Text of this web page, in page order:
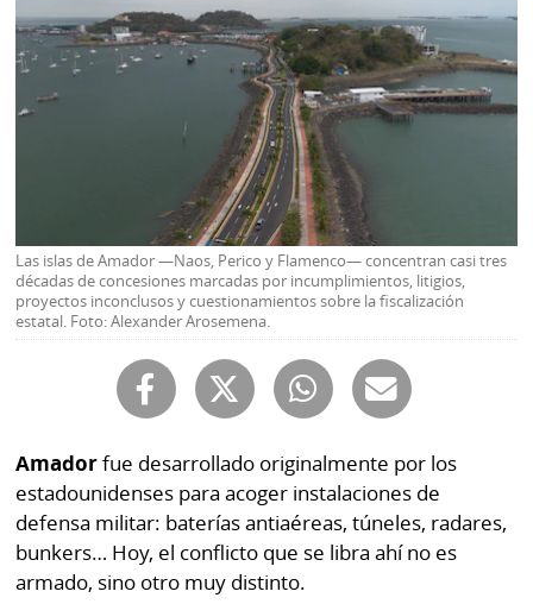
Ponle
la
Fe
de
erratas
Historias
SERVICIOS
E-
Paper
Buscador
Comunicados
Catálogos
Lotería
Kiosko
Contenido
de
RSS
Temas
Autores
Notas
al
Las islas de Amador —Naos, Perico y Flamenco— concentran casi tres
décadas de concesiones marcadas por incumplimientos, litigios,
proyectos inconclusos y cuestionamientos sobre la fiscalización
estatal. Foto: Alexander Arosemena.
Amadorfue desarrollado originalmente por los
estadounidenses para acoger instalaciones de
defensa militar: baterías antiaéreas, túneles, radares,
bunkers… Hoy, el conflicto que se libra ahí no es
armado, sino otro muy distinto.